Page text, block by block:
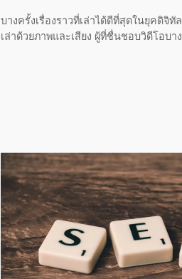
บางครั้งเรื่องราวที่เล่าได้ดีที่สุดในยุคดิจิทั
เล่าด้วยภาพและเสียง ผู้ที่ชื่นชอบวิดีโอบ